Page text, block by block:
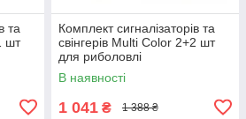
та
шт
Комплект сигналізаторів та
свінгерів Multi Color 2+2 шт
для риболовлі
В наявності
1 041 ₴ 1 388 ₴